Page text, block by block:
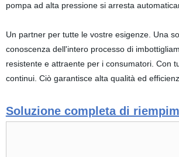
pompa ad alta pressione si arresta
Un partner per tutte le vostre esigenze. Una
conoscenza dell'intero processo di
resistente e attraente per i consumatori. Con
continui. Ciò garantisce alta qualità ed
Soluzione completa di